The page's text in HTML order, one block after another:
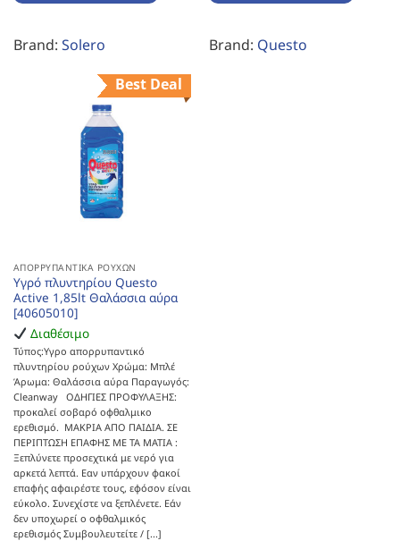
Brand: Solero Brand: Questo
Best Deal
ΑΠΟΡΡΥΠΑΝΤΙΚΆ ΡΟΎΧΩΝ
Υγρό πλυντηρίου Questo
Active 1,85lt Θαλάσσια αύρα
[40605010]
Διαθέσιμο
Τύπος:Υγρο απορρυπαντικό
πλυντηρίου ρούχων Χρώμα: Μπλέ
Άρωμα: Θαλάσσια αύρα Παραγωγός:
Cleanway ΟΔΗΓΙΕΣ ΠΡΟΦΥΛΑΞΗΣ:
προκαλεί σοβαρό οφθαλμικο
ερεθισμό. ΜΑΚΡΙΑ ΑΠΟ ΠΑΙΔΙΑ. ΣΕ
ΠΕΡΙΠΤΩΣΗ ΕΠΑΦΗΣ ΜΕ ΤΑ ΜΑΤΙΑ :
Ξεπλύνετε προσεχτικά με νερό για
αρκετά λεπτά. Εαν υπάρχουν φακοί
επαφής αφαιρέστε τους, εφόσον είναι
εύκολο. Συνεχίστε να ξεπλένετε. Εάν
δεν υποχωρεί ο οφθαλμικός
ερεθισμός Συμβουλευτείτε / [...]